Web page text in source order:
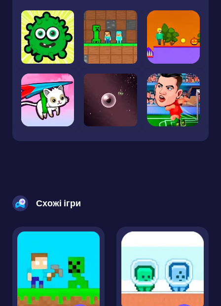
Схожі ігри